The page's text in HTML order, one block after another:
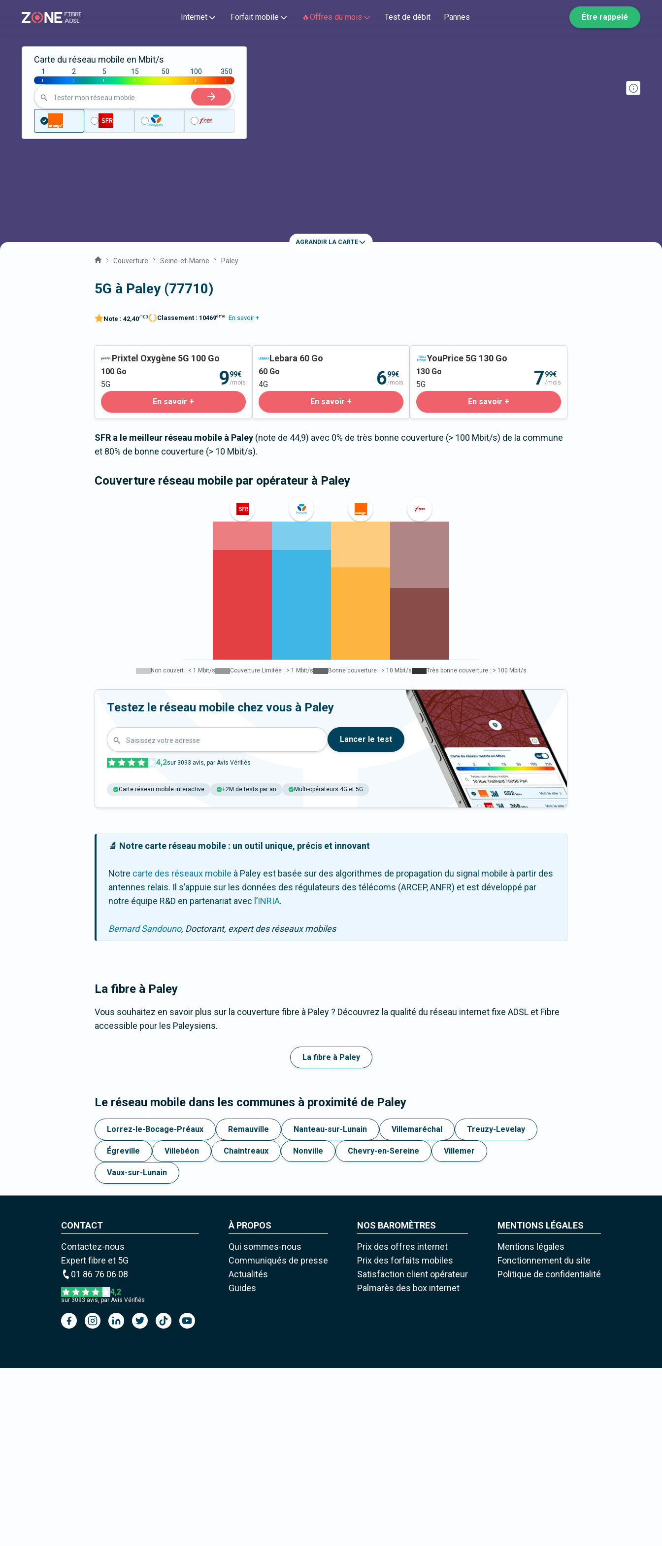
Internet Forfait mobile 🔥Offres du mois Test de débit Pannes Être rappelé
Carte du réseau mobile en Mbit/s
|
1
|
2
|
5
|
15
|
50
|
100
|
350
Tester mon réseau mobile
AGRANDIR LA CARTE
Couverture Seine-et-Marne Paley
5G à Paley (77710)
Note : 42,40/100 Classement : 10469ème En savoir +
Prixtel Oxygène 5G 100 Go
100 Go
5G
999€
/mois
En savoir +
Lebara 60 Go
60 Go
4G
699€
/mois
En savoir +
YouPrice 5G 130 Go
130 Go
5G
799€
/mois
En savoir +
SFR a le meilleur réseau mobile à Paley (note de 44,9) avec 0% de très bonne couverture (> 100 Mbit/s) de la commune
et 80% de bonne couverture (> 10 Mbit/s).
Couverture réseau mobile par opérateur à Paley
Non couvert : < 1 Mbit/s Couverture Limitée : > 1 Mbit/s Bonne couverture : > 10 Mbit/s Très bonne couverture : > 100 Mbit/s
Testez le réseau mobile chez vous à Paley
Saisissez votre adresse Lancer le test
4,2sur 3093 avis, par Avis Vérifiés
Carte réseau mobile interactive +2M de tests par an Multi-opérateurs 4G et 5G
🔬 Notre carte réseau mobile : un outil unique, précis et innovant
Notre carte des réseaux mobile à Paley est basée sur des algorithmes de propagation du signal mobile à partir des
antennes relais. Il s’appuie sur les données des régulateurs des télécoms (ARCEP, ANFR) et est développé par
notre équipe R&D en partenariat avec l ’INRIA.
Bernard Sandouno, Doctorant, expert des réseaux mobiles
La fibre à Paley
Vous souhaitez en savoir plus sur la couverture fibre à Paley ? Découvrez la qualité du réseau internet fixe ADSL et Fibre
accessible pour les Paleysiens.
La fibre à Paley
Le réseau mobile dans les communes à proximité de Paley
Lorrez-le-Bocage-Préaux Remauville Nanteau-sur-Lunain Villemaréchal Treuzy-Levelay
Égreville Villebéon Chaintreaux Nonville Chevry-en-Sereine Villemer
Vaux-sur-Lunain
CONTACT
Contactez-nous
Expert fibre et 5G
01 86 76 06 08
4,2
sur 3093 avis, par Avis Vérifiés
À PROPOS
Qui sommes-nous
Communiqués de presse
Actualités
Guides
NOS BAROMÈTRES
Prix des offres internet
Prix des forfaits mobiles
Satisfaction client opérateur
Palmarès des box internet
MENTIONS LÉGALES
Mentions légales
Fonctionnement du site
Politique de confidentialité